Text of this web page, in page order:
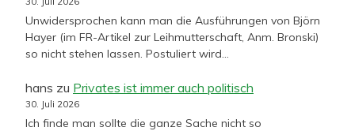
Unwidersprochen kann man die Ausführungen von Björn
Hayer (im FR-Artikel zur Leihmutterschaft, Anm. Bronski)
so nicht stehen lassen. Postuliert wird…
hans zu Privates ist immer auch politisch
30. Juli 2026
Ich finde man sollte die ganze Sache nicht so